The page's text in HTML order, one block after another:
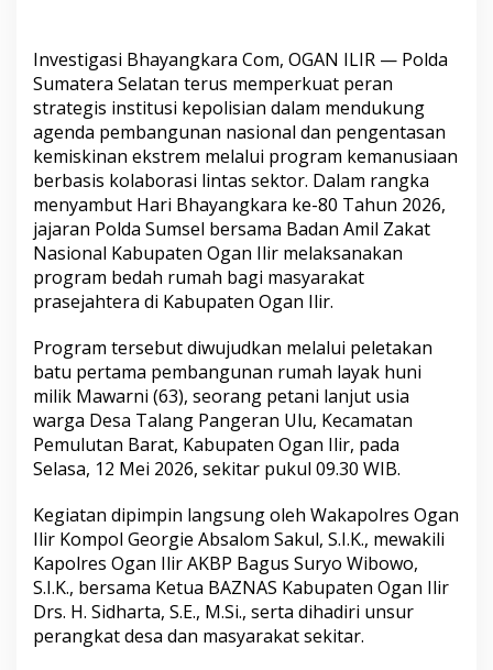
Investigasi Bhayangkara Com, OGAN ILIR — Polda
Sumatera Selatan terus memperkuat peran
strategis institusi kepolisian dalam mendukung
agenda pembangunan nasional dan pengentasan
kemiskinan ekstrem melalui program kemanusiaan
berbasis kolaborasi lintas sektor. Dalam rangka
menyambut Hari Bhayangkara ke-80 Tahun 2026,
jajaran Polda Sumsel bersama Badan Amil Zakat
Nasional Kabupaten Ogan Ilir melaksanakan
program bedah rumah bagi masyarakat
prasejahtera di Kabupaten Ogan Ilir.
Program tersebut diwujudkan melalui peletakan
batu pertama pembangunan rumah layak huni
milik Mawarni (63), seorang petani lanjut usia
warga Desa Talang Pangeran Ulu, Kecamatan
Pemulutan Barat, Kabupaten Ogan Ilir, pada
Selasa, 12 Mei 2026, sekitar pukul 09.30 WIB.
Kegiatan dipimpin langsung oleh Wakapolres Ogan
Ilir Kompol Georgie Absalom Sakul, S.I.K., mewakili
Kapolres Ogan Ilir AKBP Bagus Suryo Wibowo,
S.I.K., bersama Ketua BAZNAS Kabupaten Ogan Ilir
Drs. H. Sidharta, S.E., M.Si., serta dihadiri unsur
perangkat desa dan masyarakat sekitar.